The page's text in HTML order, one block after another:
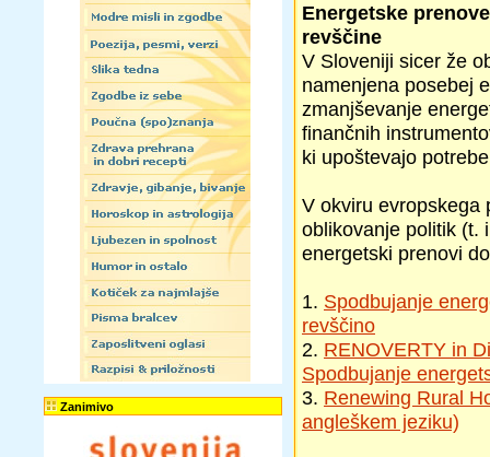
Zanimivo
Energetske
revščine
V Sloveniji sicer že
namenjena posebej
zmanjševanje
finančnih
ki upoštevajo
V okviru evropskega
oblikovanje politik (t.
energetski prenovi
1. Spodbujanje
revščino
2. RENOVERTY in
Spodbujanje
3. Renewing Rural
angleškem jeziku)